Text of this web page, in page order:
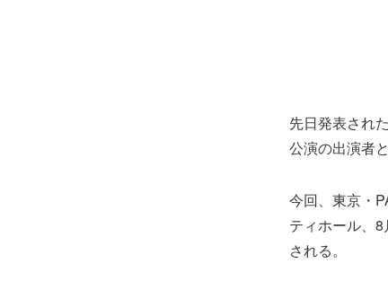
先日発表され
公演の出演者
今回、東京・
ティホール、
される。